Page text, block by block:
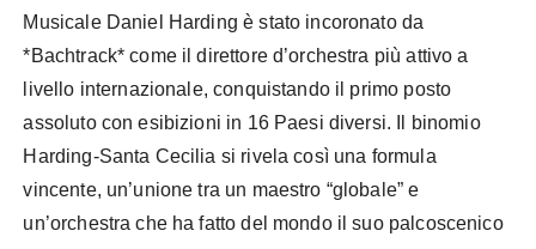
Musicale Daniel Harding è stato incoronato da
*Bachtrack* come il direttore d’orchestra più attivo a
livello internazionale, conquistando il primo posto
assoluto con esibizioni in 16 Paesi diversi. Il binomio
Harding-Santa Cecilia si rivela così una formula
vincente, un’unione tra un maestro “globale” e
un’orchestra che ha fatto del mondo il suo palcoscenico